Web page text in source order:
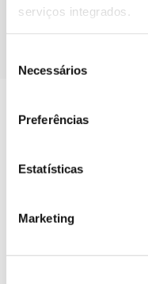
serviços integrados.
Necessários
Preferências
Estatísticas
Marketing